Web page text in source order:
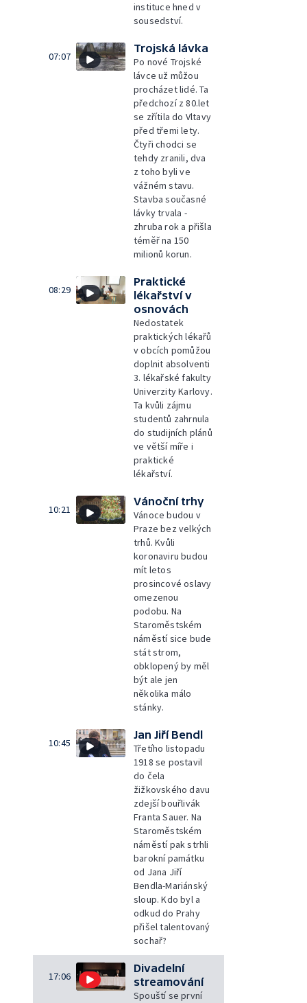
instituce hned v
sousedství.
07:07
Trojská lávka
Po nové Trojské
lávce už můžou
procházet lidé. Ta
předchozí z 80.let
se zřítila do Vltavy
před třemi lety.
Čtyři chodci se
tehdy zranili, dva
z toho byli ve
vážném stavu.
Stavba současné
lávky trvala -
zhruba rok a přišla
téměř na 150
milionů korun.
08:29
Praktické
lékařství v
osnovách
Nedostatek
praktických lékařů
v obcích pomůžou
doplnit absolventi
3. lékařské fakulty
Univerzity Karlovy.
Ta kvůli zájmu
studentů zahrnula
do studijních plánů
ve větší míře i
praktické
lékařství.
10:21
Vánoční trhy
Vánoce budou v
Praze bez velkých
trhů. Kvůli
koronaviru budou
mít letos
prosincové oslavy
omezenou
podobu. Na
Staroměstském
náměstí sice bude
stát strom,
obklopený by měl
být ale jen
několika málo
stánky.
10:45
Jan Jiří Bendl
Třetího listopadu
1918 se postavil
do čela
žižkovského davu
zdejší bouřlivák
Franta Sauer. Na
Staroměstském
náměstí pak strhli
barokní památku
od Jana Jiří
Bendla-Mariánský
sloup. Kdo byl a
odkud do Prahy
přišel talentovaný
sochař?
17:06
Divadelní
streamování
Spouští se první